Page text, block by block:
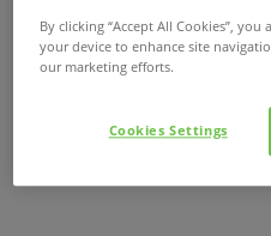
By clicking “Accept All Cookies”,
your device to enhance site
our marketing efforts.
Cookies Settings